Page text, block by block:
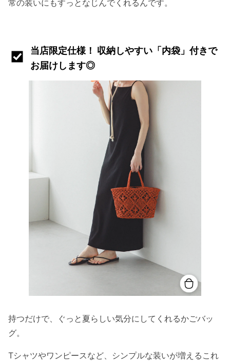
常の装いにもすっとなじんでくれるんです。
当店限定仕様！ 収納しやすい「内袋」付きで
お届けします◎
持つだけで、ぐっと夏らしい気分にしてくれるかごバッ
グ。
Tシャツやワンピースなど、シンプルな装いが増えるこれ